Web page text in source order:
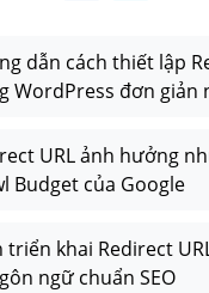
dẫn cách thiết lập
WordPress đơn giản
URL ảnh hưởng
Budget của Google
triển khai Redirect
ngữ chuẩn SEO